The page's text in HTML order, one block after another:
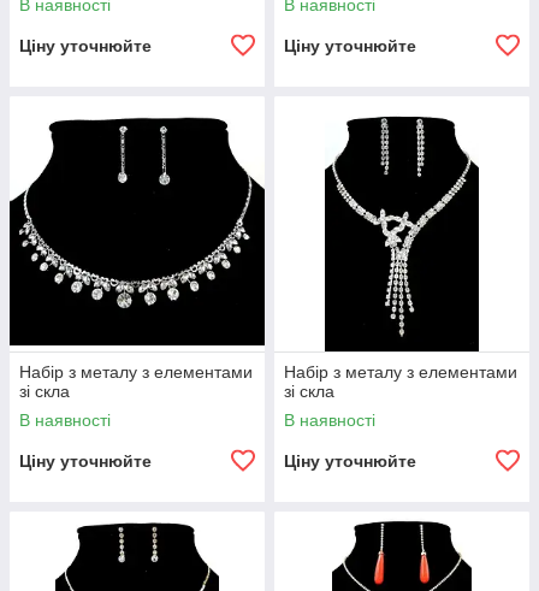
В наявності
Ціну уточнюйте
В наявності
Ціну уточнюйте
Набір з металу з елементами
зі скла
В наявності
Ціну уточнюйте
Набір з металу з елементами
зі скла
В наявності
Ціну уточнюйте